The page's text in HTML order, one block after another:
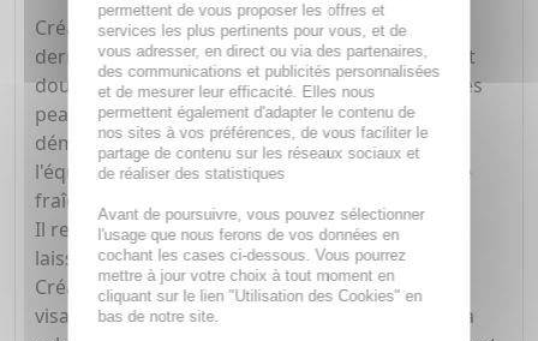
Créaline Gel Moussant du laboratoire
dermatologique BIODERMA est un gel nettoyant
doux pour le visage, spécialement conçu pour les
peaux sensibles. Son action nettoyante et
démaquillante se fait en douceur, respectant
l'équilibre cutané et procurant une sensation de
fraîcheur immédiate.
Il renforce l'hydratation naturelle de la peau, la
laissant douce et confortable.
Créaline Gel Moussant nettoie et démaquille le
visage et les yeux en douceur, hydrate la peau, la
permettent de vous proposer les offres et
services les plus pertinents pour vous, et de
vous adresser, en direct ou via des partenaires,
des communications et publicités personnalisées
et de mesurer leur efficacité. Elles nous
permettent également d'adapter le contenu de
nos sites à vos préférences, de vous faciliter le
partage de contenu sur les réseaux sociaux et
de réaliser des statistiques
Avant de poursuivre, vous pouvez sélectionner
l'usage que nous ferons de vos données en
cochant les cases ci-dessous. Vous pourrez
mettre à jour votre choix à tout moment en
cliquant sur le lien "Utilisation des Cookies" en
bas de notre site.